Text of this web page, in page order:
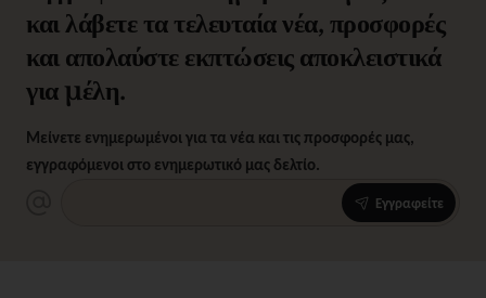
και λάβετε τα τελευταία νέα, προσφορές
και απολαύστε εκπτώσεις αποκλειστικά
για μέλη.
Μείνετε ενημερωμένοι για τα νέα και τις προσφορές μας,
εγγραφόμενοι στο ενημερωτικό μας δελτίο.
Εγγραφείτε